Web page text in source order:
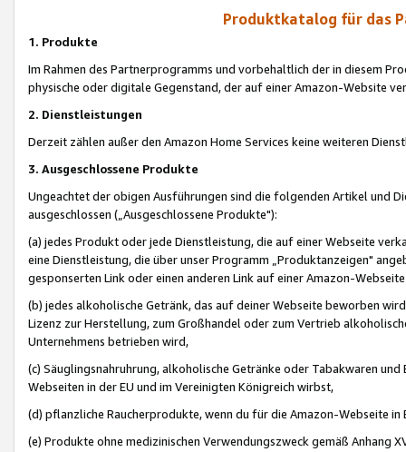
Produktkatalog für das
1. Produkte
Im Rahmen des Partnerprogramms und vorbehaltlich der in diesem
physische oder digitale Gegenstand, der auf einer Amazon-Website
2. Dienstleistungen
Derzeit zählen außer den Amazon Home Services keine weiteren
3. Ausgeschlossene Produkte
Ungeachtet der obigen Ausführungen sind die folgenden Artikel und
ausgeschlossen („Ausgeschlossene Produkte"):
(a) jedes Produkt oder jede Dienstleistung, die auf einer Webseite
eine Dienstleistung, die über unser Programm „Produktanzeigen"
gesponserten Link oder einen anderen Link auf einer Amazon-
(b) jedes alkoholische Getränk, das auf deiner Webseite beworben
Lizenz zur Herstellung, zum Großhandel oder zum Vertrieb
Unternehmens betrieben wird,
(c) Säuglingsnahruhrung, alkoholische Getränke oder Tabakwaren
Webseiten in der EU und im Vereinigten Königreich wirbst,
(d) pflanzliche Raucherprodukte, wenn du für die Amazon-Webseite in
(e) Produkte ohne medizinischen Verwendungszweck gemäß Anhang